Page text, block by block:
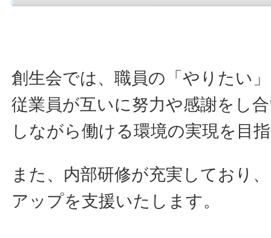
創生会では、職員の「やりたい
従業員が互いに努力や感謝をし
しながら働ける環境の実現を目
また、内部研修が充実しており
アップを支援いたします。